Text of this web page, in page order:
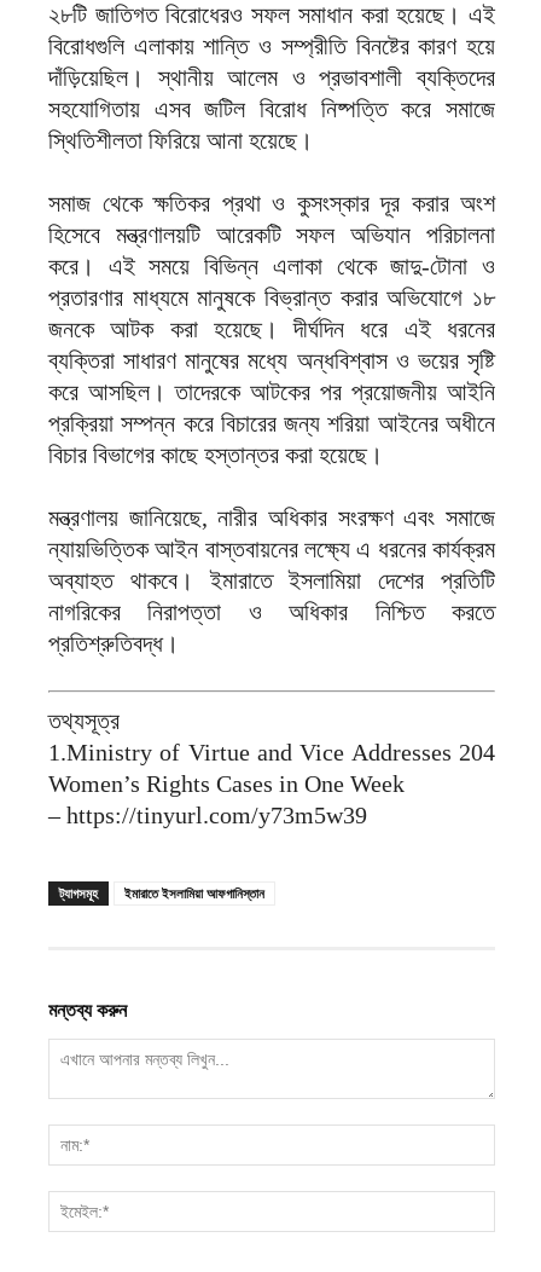
২৮টি জাতিগত বিরোধেরও সফল সমাধান করা হয়েছে। এই
বিরোধগুলি এলাকায় শান্তি ও সম্প্রীতি বিনষ্টের কারণ হয়ে
দাঁড়িয়েছিল। স্থানীয় আলেম ও প্রভাবশালী ব্যক্তিদের
সহযোগিতায় এসব জটিল বিরোধ নিষ্পত্তি করে সমাজে
স্থিতিশীলতা ফিরিয়ে আনা হয়েছে।
সমাজ থেকে ক্ষতিকর প্রথা ও কুসংস্কার দূর করার অংশ
হিসেবে মন্ত্রণালয়টি আরেকটি সফল অভিযান পরিচালনা
করে। এই সময়ে বিভিন্ন এলাকা থেকে জাদু-টোনা ও
প্রতারণার মাধ্যমে মানুষকে বিভ্রান্ত করার অভিযোগে ১৮
জনকে আটক করা হয়েছে। দীর্ঘদিন ধরে এই ধরনের
ব্যক্তিরা সাধারণ মানুষের মধ্যে অন্ধবিশ্বাস ও ভয়ের সৃষ্টি
করে আসছিল। তাদেরকে আটকের পর প্রয়োজনীয় আইনি
প্রক্রিয়া সম্পন্ন করে বিচারের জন্য শরিয়া আইনের অধীনে
বিচার বিভাগের কাছে হস্তান্তর করা হয়েছে।
মন্ত্রণালয় জানিয়েছে, নারীর অধিকার সংরক্ষণ এবং সমাজে
ন্যায়ভিত্তিক আইন বাস্তবায়নের লক্ষ্যে এ ধরনের কার্যক্রম
অব্যাহত থাকবে। ইমারাতে ইসলামিয়া দেশের প্রতিটি
নাগরিকের নিরাপত্তা ও অধিকার নিশ্চিত করতে
প্রতিশ্রুতিবদ্ধ।
তথ্যসূত্র
1.Ministry of Virtue and Vice Addresses 204
Women’s Rights Cases in One Week
– https://tinyurl.com/y73m5w39
ট্যাগসমূহ ইমারাতে ইসলামিয়া আফগানিস্তান
মন্তব্য করুন